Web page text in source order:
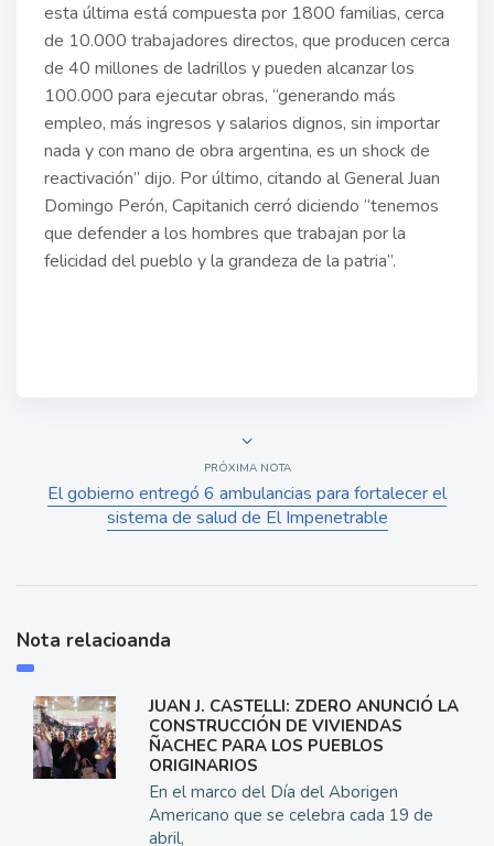
esta última está compuesta por 1800 familias, cerca
de 10.000 trabajadores directos, que producen cerca
de 40 millones de ladrillos y pueden alcanzar los
100.000 para ejecutar obras, “generando más
empleo, más ingresos y salarios dignos, sin importar
nada y con mano de obra argentina, es un shock de
reactivación” dijo. Por último, citando al General Juan
Domingo Perón, Capitanich cerró diciendo “tenemos
que defender a los hombres que trabajan por la
felicidad del pueblo y la grandeza de la patria”.
PRÓXIMA NOTA
El gobierno entregó 6 ambulancias para fortalecer el
sistema de salud de El Impenetrable
Nota relacioanda
JUAN J. CASTELLI: ZDERO ANUNCIÓ LA
CONSTRUCCIÓN DE VIVIENDAS
ÑACHEC PARA LOS PUEBLOS
ORIGINARIOS
En el marco del Día del Aborigen
Americano que se celebra cada 19 de
abril,